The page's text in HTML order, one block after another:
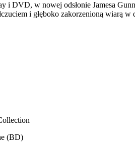
i DVD, w nowej odsłonie Jamesa
i głęboko zakorzenioną wiarą w
(BD)